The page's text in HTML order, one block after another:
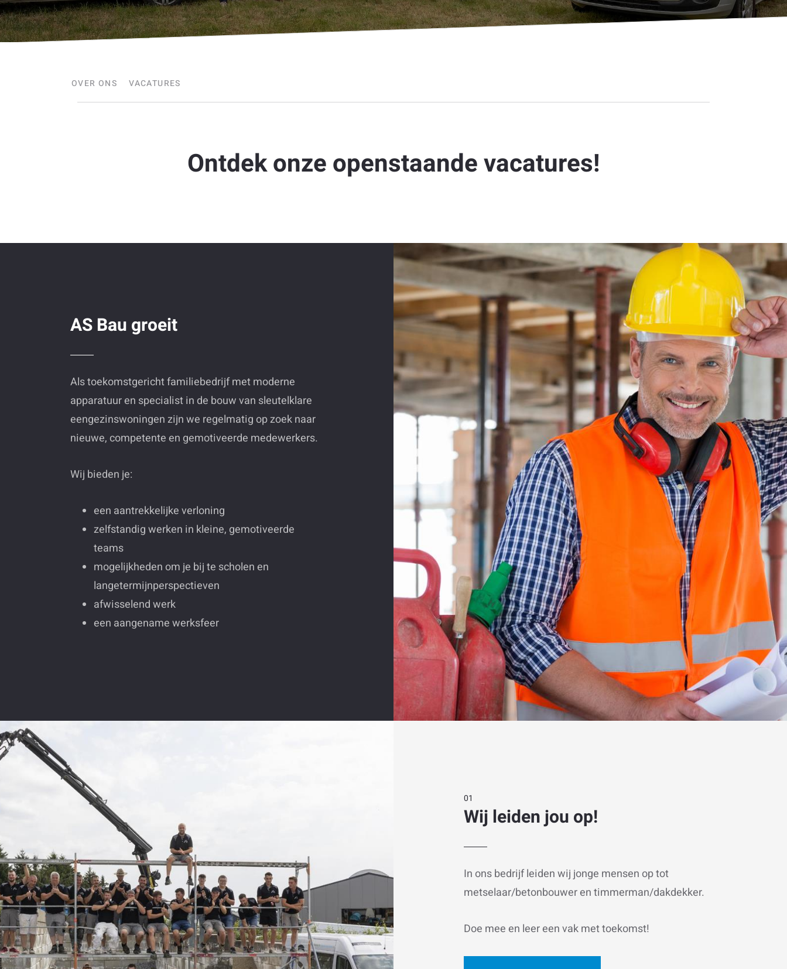
OVER ONS VACATURES
Ontdek onze openstaande vacatures!
AS Bau groeit
Als toekomstgericht familiebedrijf met moderne
apparatuur en specialist in de bouw van sleutelklare
eengezinswoningen zijn we regelmatig op zoek naar
nieuwe, competente en gemotiveerde medewerkers.
Wij bieden je:
een aantrekkelijke verloning
zelfstandig werken in kleine, gemotiveerde
teams
mogelijkheden om je bij te scholen en
langetermijnperspectieven
afwisselend werk
een aangename werksfeer
Wij leiden jou op!
In ons bedrijf leiden wij jonge mensen op tot
metselaar/betonbouwer en timmerman/dakdekker.
Doe mee en leer een vak met toekomst!